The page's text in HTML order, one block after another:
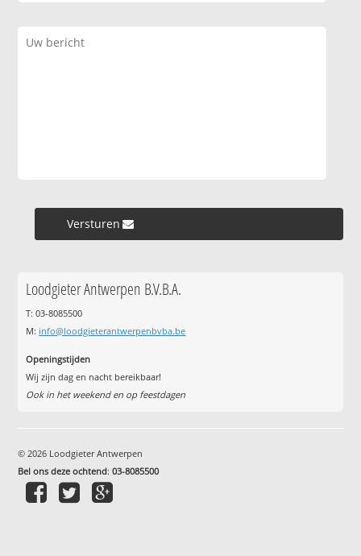
Versturen »
Loodgieter Antwerpen B.V.B.A.
T: 03-8085500
M: info@loodgieterantwerpenbvba.be
Openingstijden
Wij zijn dag en nacht bereikbaar!
Ook in het weekend en op feestdagen
© 2026 Loodgieter Antwerpen
Bel ons deze ochtend:03-8085500